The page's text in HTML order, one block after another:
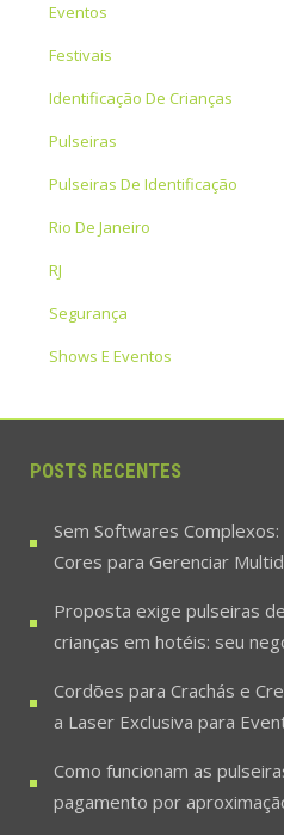
Eventos
Festivais
Identificação De Crianças
Pulseiras
Pulseiras De Identificação
Rio De Janeiro
RJ
Segurança
Shows E Eventos
POSTS RECENTES
Sem Softwares
Cores para Gerenciar
Proposta exige pulseiras
crianças em hotéis: seu
Cordões para Crachás e
a Laser Exclusiva para
Como funcionam as
pagamento por